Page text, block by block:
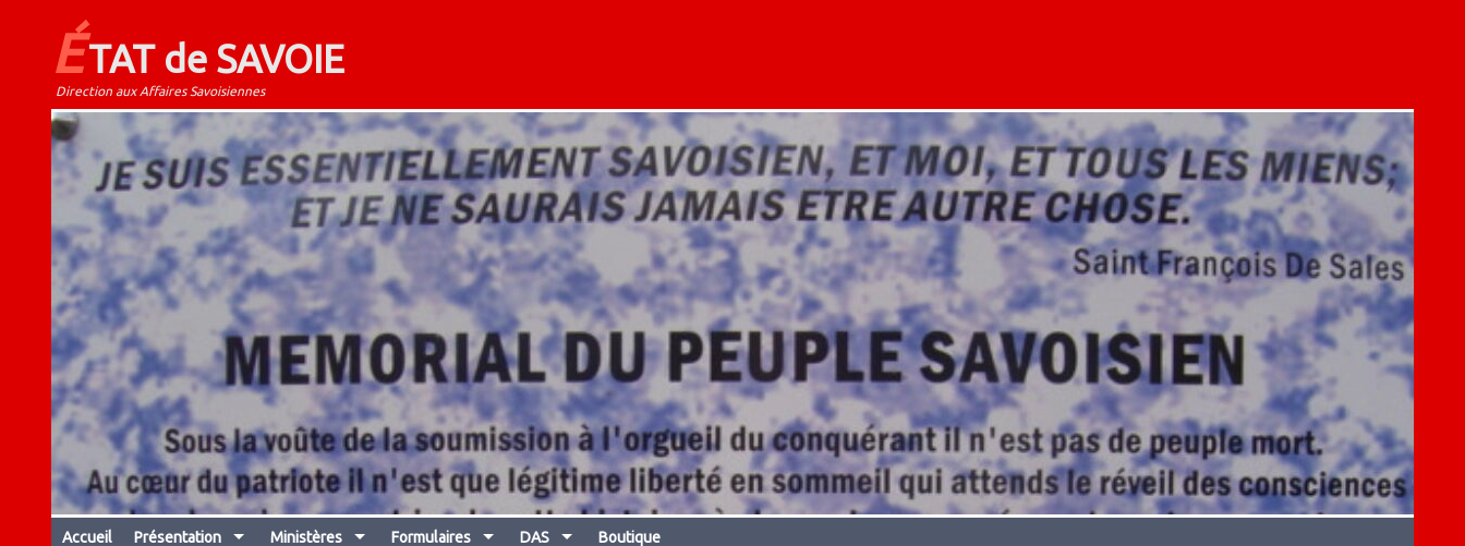
ÉTAT de SAVOIE
Direction aux Affaires Savoisiennes
Accueil Présentation Ministères Formulaires DAS Boutique